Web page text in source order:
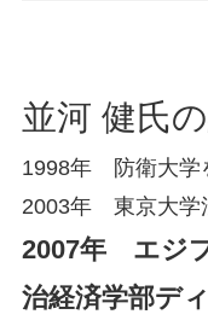
並河 健氏
1998年 防衛大学
2003年 東京大学
2007年 エジ
治経済学部デ